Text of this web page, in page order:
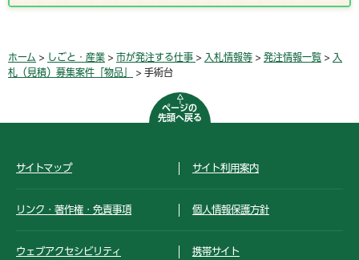
ホーム > しごと・産業 > 市が発注する仕事 > 入札情報等 > 発注情報一覧 > 入
札（見積）募集案件「物品」
> 手術台
ページの
先頭へ戻る
サイトマップ サイト利用案内
リンク・著作権・免責事項 個人情報保護方針
ウェブアクセシビリティ 携帯サイト